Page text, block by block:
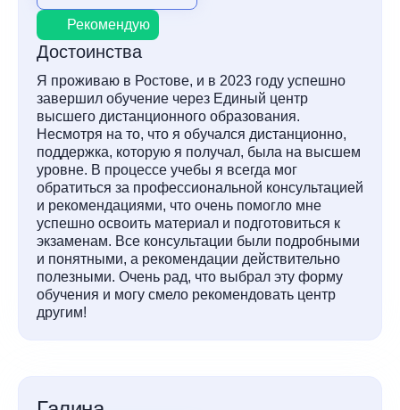
Рекомендую
Достоинства
Я проживаю в Ростове, и в 2023 году успешно
завершил обучение через Единый центр
высшего дистанционного образования.
Несмотря на то, что я обучался дистанционно,
поддержка, которую я получал, была на высшем
уровне. В процессе учебы я всегда мог
обратиться за профессиональной консультацией
и рекомендациями, что очень помогло мне
успешно освоить материал и подготовиться к
экзаменам. Все консультации были подробными
и понятными, а рекомендации действительно
полезными. Очень рад, что выбрал эту форму
обучения и могу смело рекомендовать центр
другим!